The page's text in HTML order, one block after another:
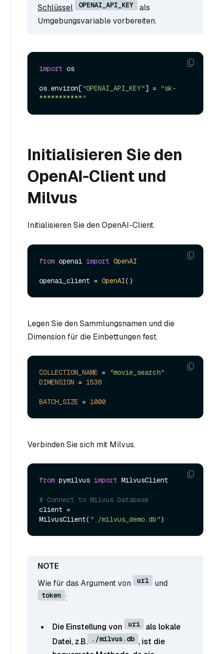
Schlüssel
OPENAI_API_KEY
als
Umgebungsvariable vorbereiten.
import os
os.environ["OPENAI_API_KEY"] =
"sk-
***********"
Initialisieren Sie den
OpenAI-Client und
Milvus
Initialisieren Sie den OpenAI-Client.
from openai import OpenAI
openai_client = OpenAI
Legen Sie den Sammlungsnamen und die
Dimension für die Einbettungen fest.
COLLECTION_NAME =
"movie_search"
DIMENSION = 1536
BATCH_SIZE = 1000
Verbinden Sie sich mit Milvus.
from pymilvus import MilvusClient
# Connect to Milvus Database
client =
MilvusClient( "./milvus_demo.db"
Wie für das Argument von url und
token :
Die Einstellung von uri
als lokale
Datei, z.B.
./milvus.db , ist die